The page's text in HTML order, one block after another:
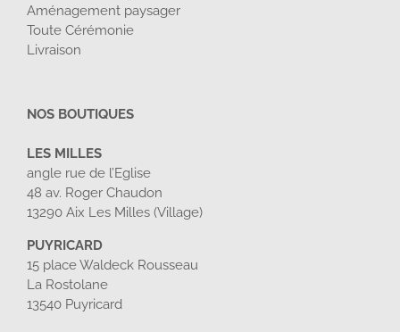
Aménagement paysager
Toute Cérémonie
Livraison
NOS BOUTIQUES
LES MILLES
angle rue de l’Eglise
48 av. Roger Chaudon
13290 Aix Les Milles (Village)
PUYRICARD
15 place Waldeck Rousseau
La Rostolane
13540 Puyricard